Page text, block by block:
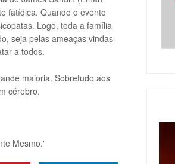
fatídica. Quando o evento
Logo, toda a família
seja pelas ameaças vindas
a todos.
maioria. Sobretudo aos
cérebro.
Mesmo.'